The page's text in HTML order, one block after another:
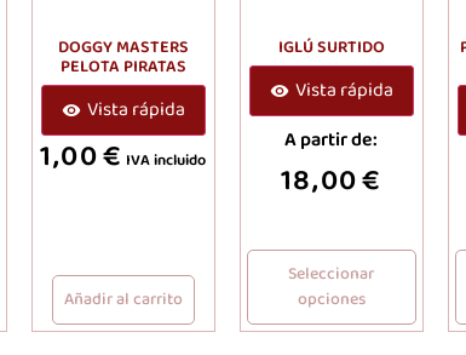
DOGGY MASTERS
PELOTA PIRATAS
Vista rápida
1,00€ IVA incluido
Añadir al carrito
IGLÚ SURTIDO
Vista rápida
A partir de:
18,00€
Seleccionar
opciones